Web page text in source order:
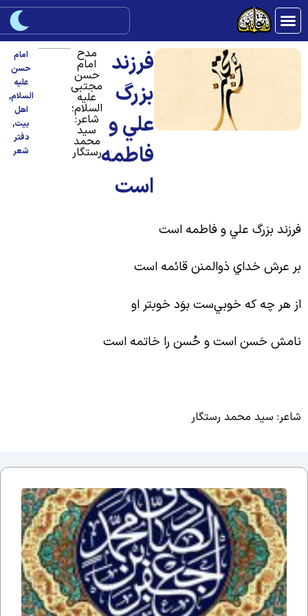
فرزند
بزرگ
علي و
فاطمه
است
مدح
امام
حسن
مجتبی
علیه
السلام؛
شاعر:
سید
محمد
رستگار
امام
حسن
علیه
السلام,
اهل
بیت,
دفتر
شعر
بزرگ علي و فاطمه است
عرش خداي ذوالمنن قائمه است
هر چه که خوبيست بوَد خوبتر او
حَسن است و حُسن را خاتمه است
سید محمد رستگار
اَلسَلامُ
عَلَیکَ
اَبا
عَبدِاللّهِ
یا
جَعفَرَ
بنَ
مُحَمَّدٍ